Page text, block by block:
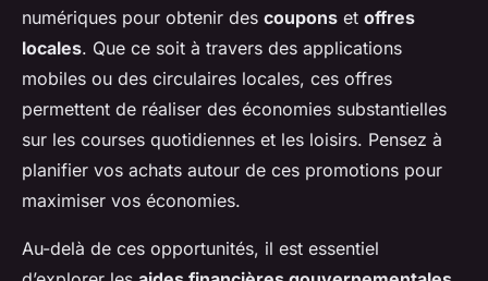
numériques pour obtenir des coupons et offres
locales. Que ce soit à travers des applications
mobiles ou des circulaires locales, ces offres
permettent de réaliser des économies substantielles
sur les courses quotidiennes et les loisirs. Pensez à
planifier vos achats autour de ces promotions pour
maximiser vos économies.
Au-delà de ces opportunités, il est essentiel